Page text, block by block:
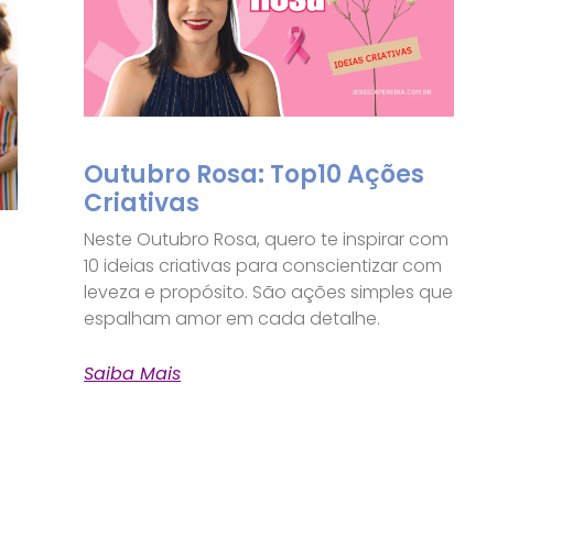
Outubro Rosa: Top10 Ações
Criativas
Neste Outubro Rosa, quero te inspirar com
10 ideias criativas para conscientizar com
leveza e propósito. São ações simples que
espalham amor em cada detalhe.
Saiba Mais